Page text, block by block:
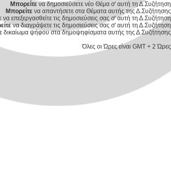
Μπορείτε να δημοσιεύσετε νέο Θέμα σ' αυτή τη Δ.Συζήτηση
Μπορείτε να απαντήσετε στα Θέματα αυτής της Δ.Συζήτησης
να επεξεργασθείτε τις δημοσιεύσεις σας σ' αυτή τη Δ.Συζήτηση
να διαγράψετε τις δημοσιεύσεις σας σ' αυτή τη Δ.Συζήτηση
δικαίωμα ψήφου στα δημοψηφίσματα αυτής της Δ.Συζήτησης
Όλες οι Ώρες είναι GMT + 2 Ώρες